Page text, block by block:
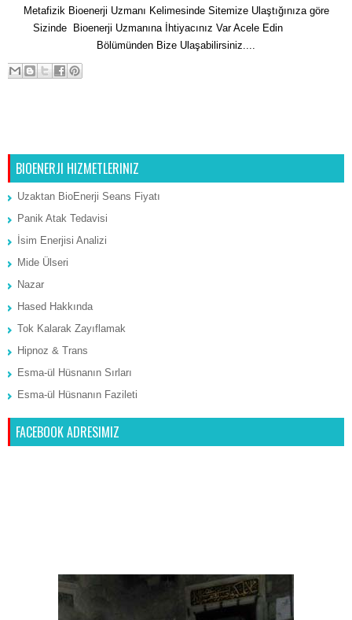
Metafizik Bioenerji Uzmanı Kelimesinde Sitemize Ulaştığınıza göre
Sizinde Bioenerji Uzmanına İhtiyacınız Var Acele Edin
Bölümünden Bize Ulaşabilirsiniz....
BIOENERJI HIZMETLERINIZ
Uzaktan BioEnerji Seans Fiyatı
Panik Atak Tedavisi
İsim Enerjisi Analizi
Mide Ülseri
Nazar
Hased Hakkında
Tok Kalarak Zayıflamak
Hipnoz & Trans
Esma-ül Hüsnanın Sırları
Esma-ül Hüsnanın Fazileti
FACEBOOK ADRESIMIZ